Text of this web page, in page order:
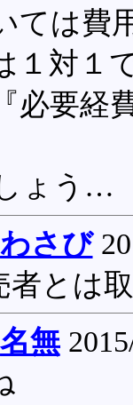
ては費
１対１
必要経
ょう…
わさび
者とは
名無